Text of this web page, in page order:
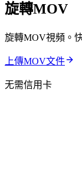
旋轉MOV
旋轉MOV視頻。
上傳MOV文件
无需信用卡